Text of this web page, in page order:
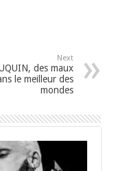
Next
des maux
le meilleur des
mondes